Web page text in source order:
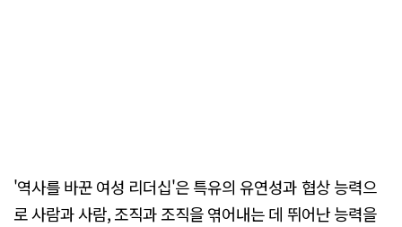
'역사를 바꾼 여성 리더십'은 특유의 유연성과 협상 능력으
로 사람과 사람, 조직과 조직을 엮어내는 데 뛰어난 능력을